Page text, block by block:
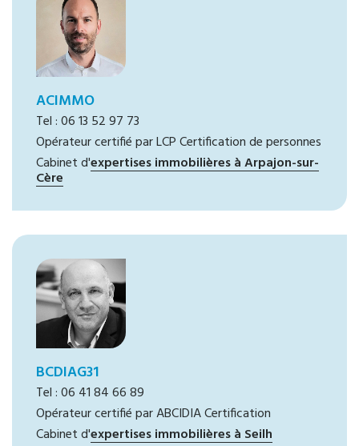
ACIMMO
Tel : 06 13 52 97 73
Opérateur certifié par LCP Certification de personnes
Cabinet d'expertises immobilières à Arpajon-sur-
Cère
BCDIAG31
Tel : 06 41 84 66 89
Opérateur certifié par ABCIDIA Certification
Cabinet d'expertises immobilières à Seilh